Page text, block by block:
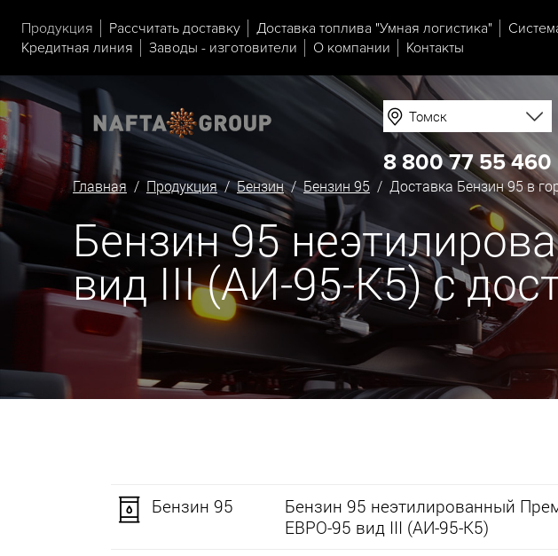
Продукция Рассчитать доставку Доставка топлива "Умная логистика"
Кредитная линия
Заводы - изготовители О компании Контакты
Томск
8 800 77 55 460
Главная / Продукция/Бензин/Бензин 95 / Доставка Бензин 95 в
Бензин 95
вид III (АИ-95-К5) с
Бензин 95
Бензин 95 неэтилированный
ЕВРО-95 вид III (АИ-95-К5)